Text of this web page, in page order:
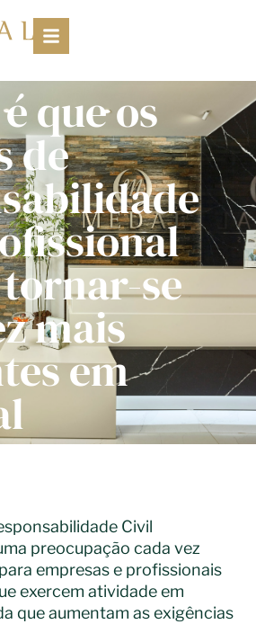
que os
de
se
mais
em
Civil
preocupação cada vez
empresas e profissionais
exercem atividade em
que aumentam as exigências